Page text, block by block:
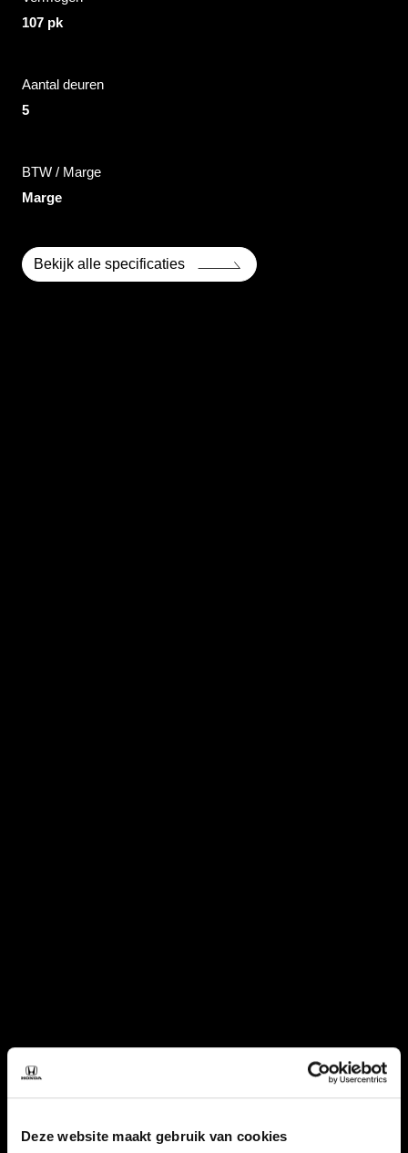
Deze website maakt gebruik van cookies
107 pk
Aantal deuren
5
BTW / Marge
Marge
Bekijk alle specificaties